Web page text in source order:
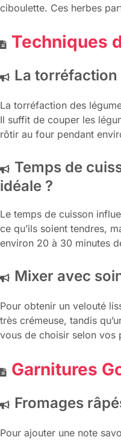
ciboulette. Ces herbes
Techniques
La torréfaction
La torréfaction des
Il suffit de couper les
rôtir au four pendant
Temps de
idéale ?
Le temps de cuisson
ce qu’ils soient tendres,
environ 20 à 30 minutes
Mixer avec
Pour obtenir un velouté
très crémeuse, tandis
vous de choisir selon vos
Garnitures
Fromages
Pour ajouter une note